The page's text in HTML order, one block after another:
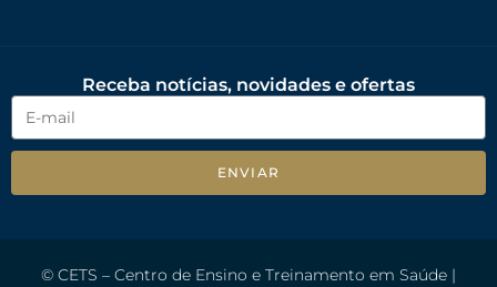
Receba notícias, novidades e ofertas
ENVIAR
© CETS – Centro de Ensino e Treinamento em Saúde |